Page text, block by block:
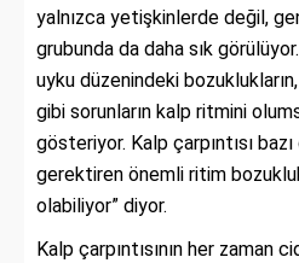
yalnızca yetişkinlerde değil,
grubunda da daha sık
uyku düzenindeki
gibi sorunların kalp ritmini
gösteriyor. Kalp çarpıntısı
gerektiren önemli ritim
olabiliyor” diyor.
Kalp çarpıntısının her zaman